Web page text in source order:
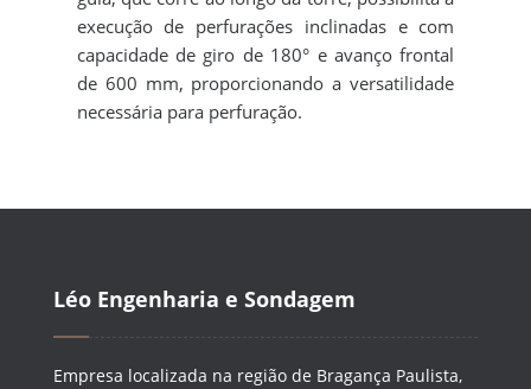
execução de perfurações inclinadas e com
capacidade de giro de 180° e avanço frontal
de 600 mm, proporcionando a versatilidade
necessária para perfuração.
Léo Engenharia e Sondagem
Empresa localizada na região de Bragança Paulista,